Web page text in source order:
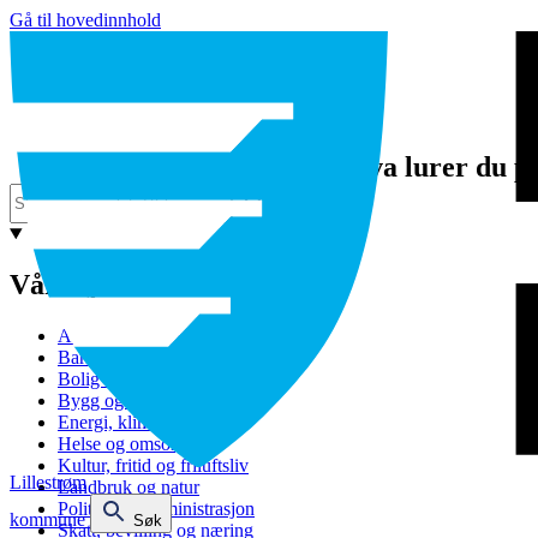
Gå til hovedinnhold
Lillestrøm
kommune
Søk
Hva lurer du
Våre tjenester
Avfall og gjenvinning
Barnehage
Bolig og sosiale tjenester
Bygg og eiendom
Energi, klima og miljø
Helse og omsorg
Kultur, fritid og friluftsliv
Landbruk og natur
Politikk og administrasjon
Skatt, bevilling og næring